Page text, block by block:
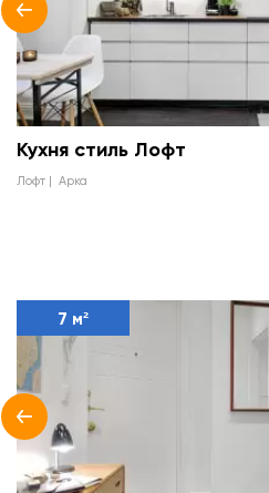
Кухня стиль Лофт
лофт арка
7 м²